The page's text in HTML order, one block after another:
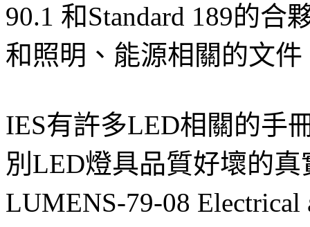
90.1 和Standard 189的
和照明、能源相關的文件
IES有許多LED相關的手
別LED燈具品質好壞的
LUMENS-79-08